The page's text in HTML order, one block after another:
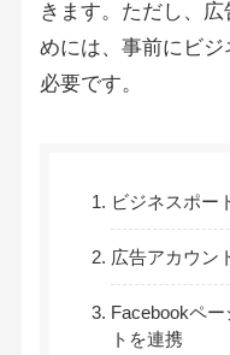
きます。ただし、
めには、事前にビ
必要です。
ビジネスポー
広告アカウン
Facebookペ
トを連携